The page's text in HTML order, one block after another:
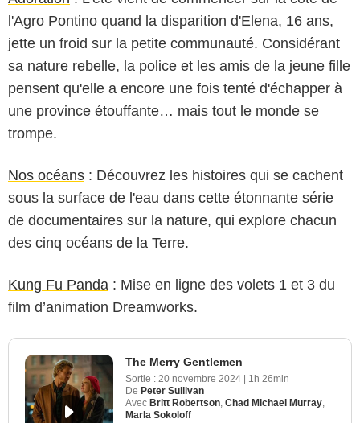
l'Agro Pontino quand la disparition d'Elena, 16 ans,
jette un froid sur la petite communauté. Considérant
sa nature rebelle, la police et les amis de la jeune fille
pensent qu'elle a encore une fois tenté d'échapper à
une province étouffante… mais tout le monde se
trompe.
Nos océans : Découvrez les histoires qui se cachent
sous la surface de l'eau dans cette étonnante série
de documentaires sur la nature, qui explore chacun
des cinq océans de la Terre.
Kung Fu Panda : Mise en ligne des volets 1 et 3 du
film d’animation Dreamworks.
The Merry Gentlemen
Sortie : 20 novembre 2024 | 1h 26min
De Peter Sullivan
Avec Britt Robertson Chad Michael Murray
Marla Sokoloff